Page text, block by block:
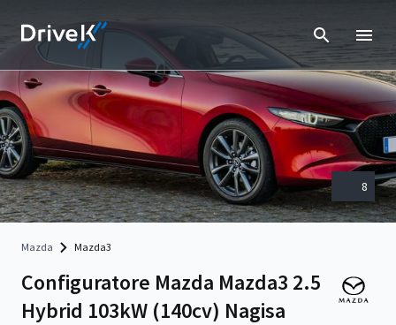
8
Mazda Mazda3
Configuratore Mazda Mazda3 2.5
Hybrid 103kW (140cv) Nagisa